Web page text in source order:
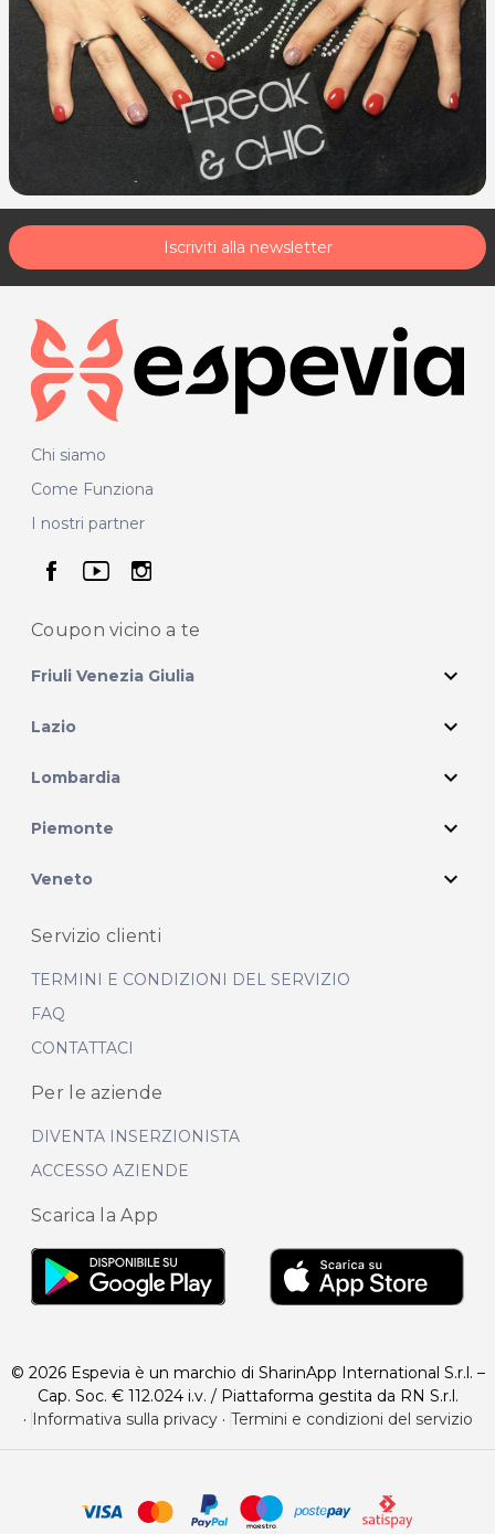
Iscriviti alla newsletter
Chi siamo
Come Funziona
I nostri partner
seguici su facebook
seguici su youtube
seguici su instagram
Coupon vicino a te
Friuli Venezia Giulia expand_more
Lazio expand_more
Lombardia expand_more
Piemonte expand_more
Veneto expand_more
Servizio clienti
TERMINI E CONDIZIONI DEL SERVIZIO
FAQ
CONTATTACI
Per le aziende
DIVENTA INSERZIONISTA
ACCESSO AZIENDE
Scarica la App
© 2026 Espevia è un marchio di SharinApp International S.r.l. –
Cap. Soc. € 112.024 i.v. / Piattaforma gestita da RN S.r.l.
· Informativa sulla privacy· Termini e condizioni del servizio